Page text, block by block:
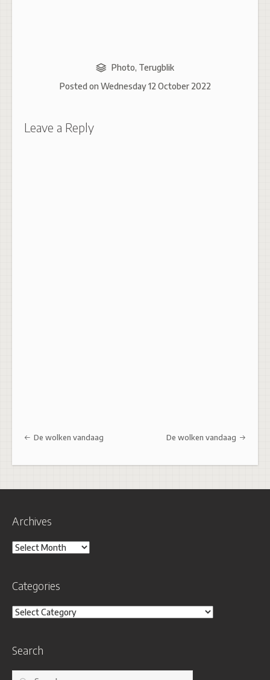
Photo, Terugblik
Posted on Wednesday 12 October 2022
Leave a Reply
Post navigation
De wolken vandaag De wolken vandaag
Archives
Archives
Categories
Categories
Search
Search